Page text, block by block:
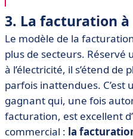
3. La facturation à
Le modèle de la
plus de secteurs.
à l’électricité, il s’étend
parfois inattendues. C’est
gagnant qui, une fois
facturation, est excellent
commercial : la